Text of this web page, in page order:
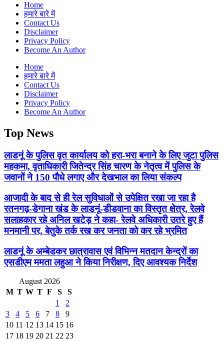
Home
हमारे बारे में
Contact Us
Disclaimer
Privacy Policy
Become An Author
Home
हमारे बारे में
Contact Us
Disclaimer
Privacy Policy
Become An Author
Top News
लाडनूं के पुलिस वृत कार्यालय को हरा-भरा बनाने के लिए जुटा पुलिस
महकमा, वृताधिकारी जितेन्द्र सिंह चारण के नेतृत्व में पुलिस के
जवानों ने 150 पौधे लगाए और देखभाल का लिया संकल्प
आजादी के बाद से ही रेल सुविधाओं से उपेक्षित रखा जा रहा है
रतनगढ़-डेगाना खंड के लाडनूं-डीडवाना का विस्तृत क्षेत्र, रेलवे
सलाहकार रहे अनिल खटेड़ ने कहा- रेलवे अधिकारी उतरे हुए हैं
मनमानी पर, बेतुके तर्क रख कर जनता को कर रहे भ्रमित
लाडनूं के अम्बेडकर छात्रावास एवं विभिन्न मतदान केन्द्रों का
एसडीएम ममता लहुआ ने किया निरीक्षण, दिए आवश्यक निर्देश
August 2026
M T W T F S
S
1
2
3
4 5 6 7 8
9
10 11 12 13 14 15 16
17 18 19 20 21 22 23